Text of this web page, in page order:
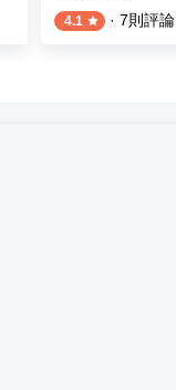
4.1 · 7則評論